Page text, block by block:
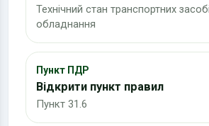
Технічний стан транспортних
обладнання
Пункт ПДР
Відкрити пункт правил
Пункт 31.6